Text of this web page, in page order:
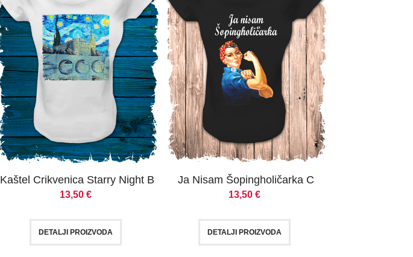
Kaštel Crikvenica Starry Night B
13,50 €
DETALJI PROIZVODA
Ja Nisam Šopingholičarka C
13,50 €
DETALJI PROIZVODA